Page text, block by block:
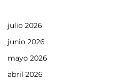
julio 2026
junio 2026
mayo 2026
abril 2026